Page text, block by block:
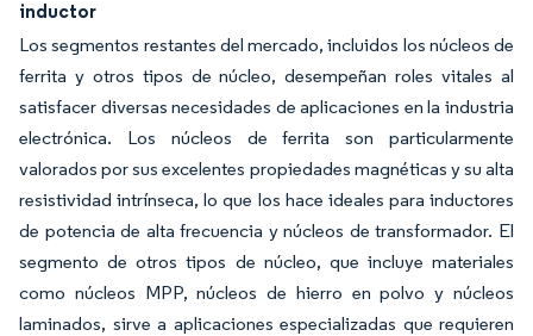
inductor
Los segmentos restantes del mercado, incluidos los núcleos de
ferrita y otros tipos de núcleo, desempeñan roles vitales al
satisfacer diversas necesidades de aplicaciones en la industria
electrónica. Los núcleos de ferrita son particularmente
valorados por sus excelentes propiedades magnéticas y su alta
resistividad intrínseca, lo que los hace ideales para inductores
de potencia de alta frecuencia y núcleos de transformador. El
segmento de otros tipos de núcleo, que incluye materiales
como núcleos MPP, núcleos de hierro en polvo y núcleos
laminados, sirve a aplicaciones especializadas que requieren